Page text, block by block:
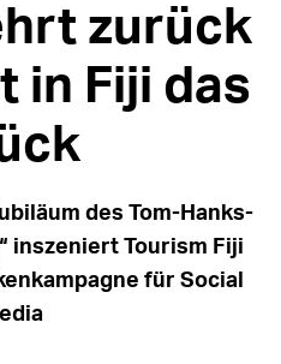
zurück
in Fiji das
des Tom-Hanks-
inszeniert Tourism Fiji
für Social